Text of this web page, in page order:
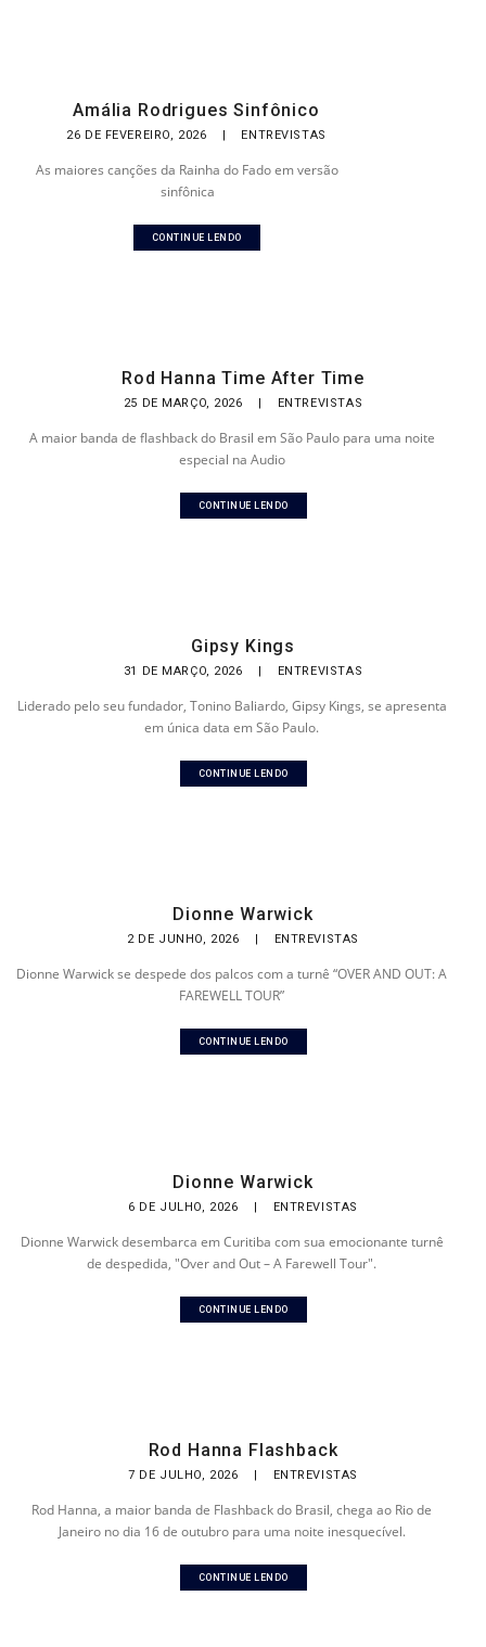
Amália Rodrigues Sinfônico
26 DE FEVEREIRO, 2026 | ENTREVISTAS
As maiores canções da Rainha do Fado em versão
sinfônica
CONTINUE LENDO
Rod Hanna Time After Time
25 DE MARÇO, 2026 | ENTREVISTAS
A maior banda de flashback do Brasil em São Paulo para uma noite
especial na Audio
CONTINUE LENDO
Gipsy Kings
31 DE MARÇO, 2026 | ENTREVISTAS
Liderado pelo seu fundador, Tonino Baliardo, Gipsy Kings, se apresenta
em única data em São Paulo.
CONTINUE LENDO
Dionne Warwick
2 DE JUNHO, 2026 | ENTREVISTAS
Dionne Warwick se despede dos palcos com a turnê “OVER AND OUT: A
FAREWELL TOUR”
CONTINUE LENDO
Dionne Warwick
6 DE JULHO, 2026 | ENTREVISTAS
Dionne Warwick desembarca em Curitiba com sua emocionante turnê
de despedida, "Over and Out – A Farewell Tour".
CONTINUE LENDO
Rod Hanna Flashback
7 DE JULHO, 2026 | ENTREVISTAS
Rod Hanna, a maior banda de Flashback do Brasil, chega ao Rio de
Janeiro no dia 16 de outubro para uma noite inesquecível.
CONTINUE LENDO